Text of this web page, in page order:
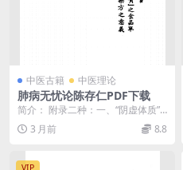
中医古籍 中医理论
肺病无忧论陈存仁PDF下载
简介： 附录二种：一、“阴虚体质”
之食品单 二、膏滋补药方之意义 截
图： 目录：...
3 月前 8.8
VIP